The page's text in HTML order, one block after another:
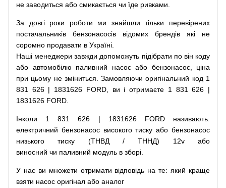
не заводиться або смикається чи їде ривками
За довгі роки роботи ми знайшли тільки
перевірених
постачальників
бензонасосів відомих брендів які
не
соромно продавати в Україні.
Наші менеджери завжди допоможуть підібрати по він коду
або автомобілю паливний насос або бензонасос,
ціна
при цьому не зміниться Замовляючи оригінальний код 1
831 626 | 1831626 FORD, ви і отримаєте 1 831 626 |
1831626 FORD.
Інколи 1 831 626 | 1831626 FORD називають:
електричний бензонасос високого тиску або бензонасос
низького
тиску (ТНВД / ТННД) 12v
або
виносний чи паливний модуль в зборі
У нас ви множети отримати відповідь на те: який краще
взяти насос оригінал або аналог